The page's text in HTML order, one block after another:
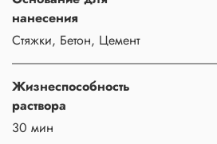
нанесения
Стяжки, Бетон, Цемент
Жизнеспособность
раствора
30 мин